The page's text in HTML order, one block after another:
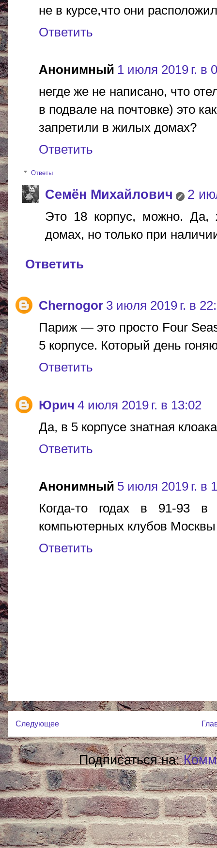
не в курсе,что они
Ответить
Анонимный 1 июля 2019 г. в
негде же не написано, что
в подвале на почтовке) это
запретили в жилых домах?
Ответить
Ответы
Cемён Михайлович 2
Это 18 корпус, можно. Да,
домах, но только при
Ответить
Chernogor 3 июля 2019 г. в
Париж — это просто Four
5 корпусе. Который день
Ответить
Юрич 4 июля 2019 г. в 13:02
Да, в 5 корпусе знатная
Ответить
Анонимный 5 июля 2019 г. в
Когда-то годах в 91-93
компьютерных клубов
Ответить
Следующее
Подписаться на: